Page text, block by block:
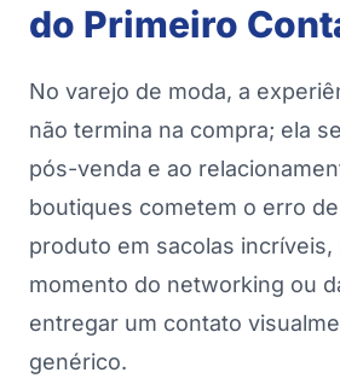
do Primeiro
No varejo de moda, a
não termina na compra; ela
pós-venda e ao
boutiques cometem o erro
produto em sacolas incríveis,
momento do networking ou
entregar um contato
genérico.